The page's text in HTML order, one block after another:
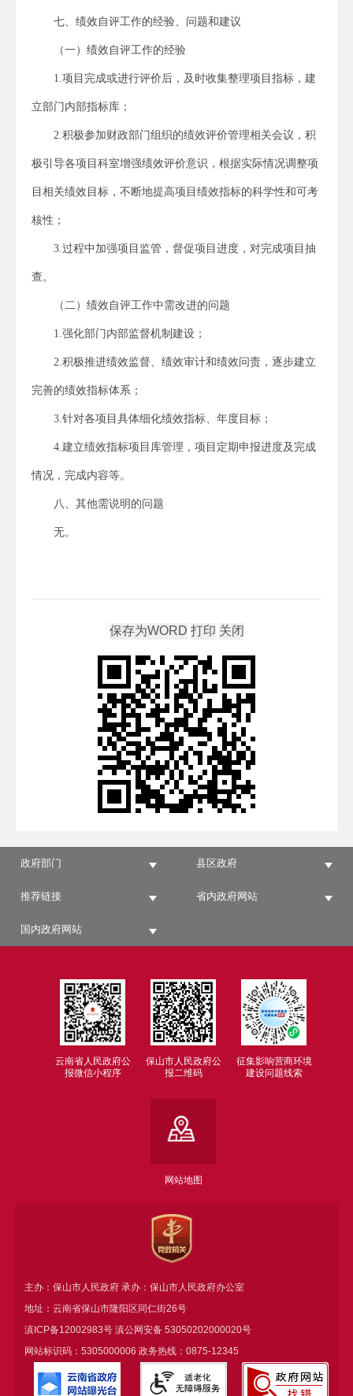
七、绩效自评工作的经验、问题和建议
（一）绩效自评工作的经验
1.项目完成或进行评价后，及时收集整理项目指标，建
立部门内部指标库；
2.积极参加财政部门组织的绩效评价管理相关会议，积
极引导各项目科室增强绩效评价意识，根据实际情况调整项
目相关绩效目标，不断地提高项目绩效指标的科学性和可考
核性；
3.过程中加强项目监管，督促项目进度，对完成项目抽
查。
（二）绩效自评工作中需改进的问题
1.强化部门内部监督机制建设；
2.积极推进绩效监督、绩效审计和绩效问责，逐步建立
完善的绩效指标体系；
3.针对各项目具体细化绩效指标、年度目标；
4.建立绩效指标项目库管理，项目定期申报进度及完成
情况，完成内容等。
八、其他需说明的问题
无。
政府部门 县区政府
推荐链接 省内政府网站
国内政府网站
云南省人民政府公
报微信小程序
保山市人民政府公
报二维码
征集影响营商环境
建设问题线索
网站地图
主办：保山市人民政府 承办：保山市人民政府办公室
地址：云南省保山市隆阳区同仁街26号
滇ICP备12002983号滇公网安备 53050202000020号
网站标识码：5305000006 政务热线：0875-12345